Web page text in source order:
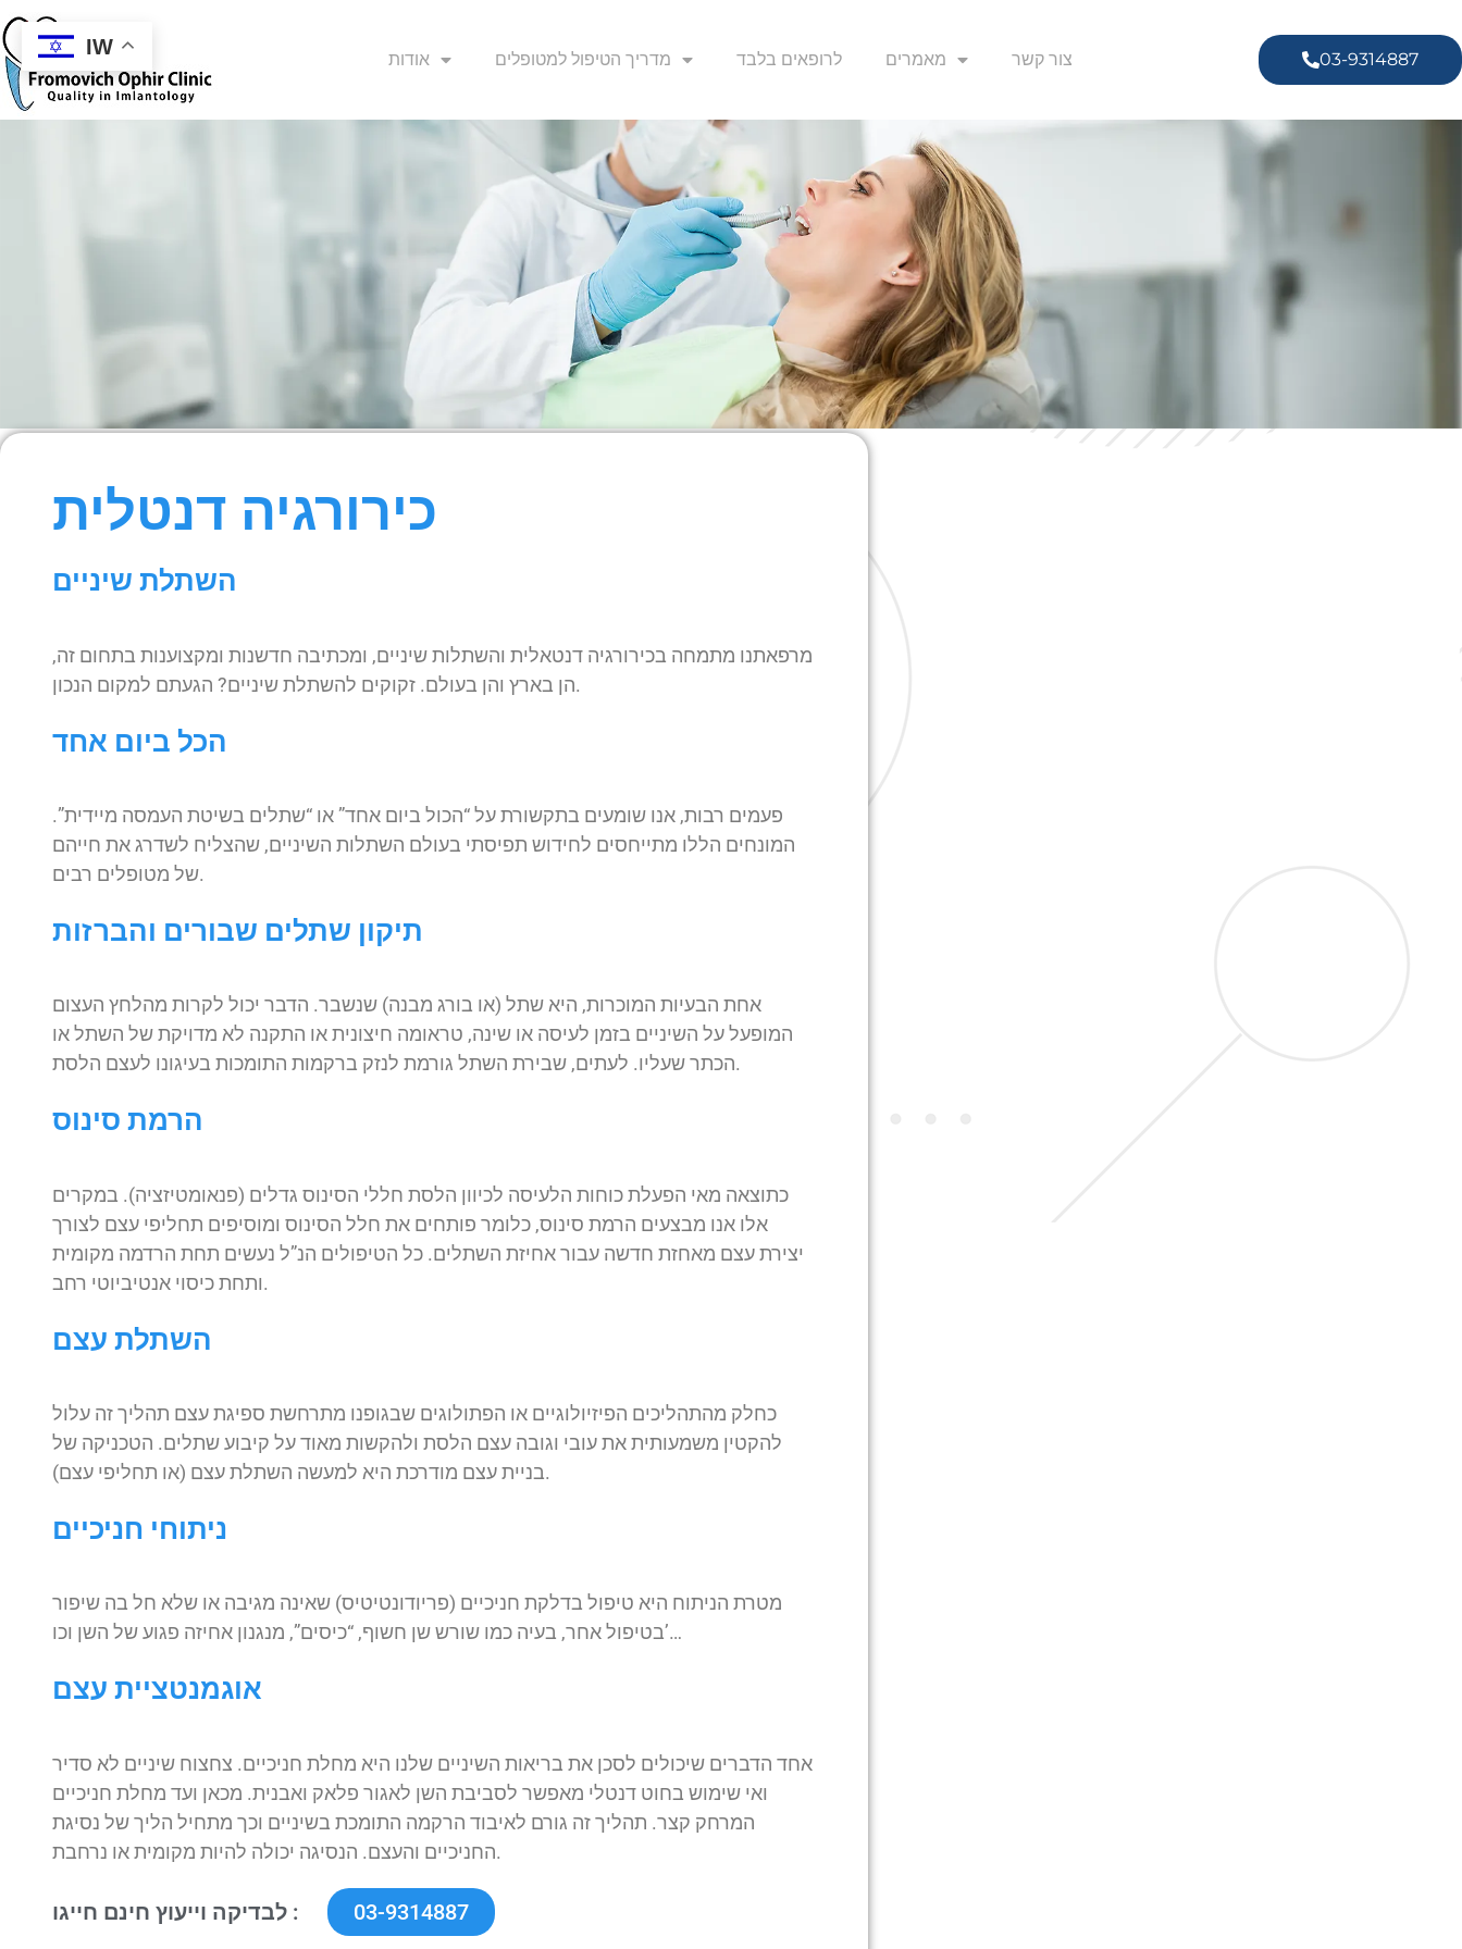
אודות מדריך הטיפול למטופלים לרופאים בלבד מאמרים צור קשר 03-9314887
כירורגיה דנטלית
השתלת שיניים
מרפאתנו מתמחה בכירורגיה דנטאלית והשתלות שיניים, ומכתיבה חדשנות ומקצוענות בתחום זה,
הן בארץ והן בעולם. זקוקים להשתלת שיניים? הגעתם למקום הנכון.
הכל ביום אחד
פעמים רבות, אנו שומעים בתקשורת על “הכול ביום אחד” או “שתלים בשיטת העמסה מיידית”.
המונחים הללו מתייחסים לחידוש תפיסתי בעולם השתלות השיניים, שהצליח לשדרג את חייהם
של מטופלים רבים.
תיקון שתלים שבורים והברזות
אחת הבעיות המוכרות, היא שתל (או בורג מבנה) שנשבר. הדבר יכול לקרות מהלחץ העצום
המופעל על השיניים בזמן לעיסה או שינה, טראומה חיצונית או התקנה לא מדויקת של השתל או
הכתר שעליו. לעתים, שבירת השתל גורמת לנזק ברקמות התומכות בעיגונו לעצם הלסת.
הרמת סינוס
כתוצאה מאי הפעלת כוחות הלעיסה לכיוון הלסת חללי הסינוס גדלים (פנאומטיזציה). במקרים
אלו אנו מבצעים הרמת סינוס, כלומר פותחים את חלל הסינוס ומוסיפים תחליפי עצם לצורך
יצירת עצם מאחזת חדשה עבור אחיזת השתלים. כל הטיפולים הנ”ל נעשים תחת הרדמה מקומית
ותחת כיסוי אנטיביוטי רחב.
השתלת עצם
כחלק מהתהליכים הפיזיולוגיים או הפתולוגים שבגופנו מתרחשת ספיגת עצם תהליך זה עלול
להקטין משמעותית את עובי וגובה עצם הלסת ולהקשות מאוד על קיבוע שתלים. הטכניקה של
בניית עצם מודרכת היא למעשה השתלת עצם (או תחליפי עצם).
ניתוחי חניכיים
מטרת הניתוח היא טיפול בדלקת חניכיים (פריודונטיטיס) שאינה מגיבה או שלא חל בה שיפור
בטיפול אחר, בעיה כמו שורש שן חשוף, “כיסים”, מנגנון אחיזה פגוע של השן וכו’…
אוגמנטציית עצם
אחד הדברים שיכולים לסכן את בריאות השיניים שלנו היא מחלת חניכיים. צחצוח שיניים לא סדיר
ואי שימוש בחוט דנטלי מאפשר לסביבת השן לאגור פלאק ואבנית. מכאן ועד מחלת חניכיים
המרחק קצר. תהליך זה גורם לאיבוד הרקמה התומכת בשיניים וכך מתחיל הליך של נסיגת
החניכיים והעצם. הנסיגה יכולה להיות מקומית או נרחבת.
לבדיקה וייעוץ חינם חייגו : 03-9314887
IW